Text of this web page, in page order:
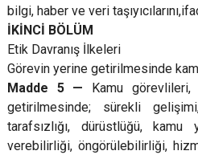
bilgi, haber ve veri
İKİNCİ BÖLÜM
Etik Davranış İlkeleri
Görevin yerine getirilmesinde
Madde 5 — Kamu
getirilmesinde; sürekli gelişimi,
tarafsızlığı, dürüstlüğü, kamu
verebilirliği, öngörülebilirliği,